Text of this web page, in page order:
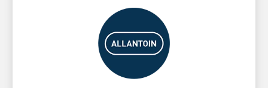
Apaise et nourrit la peau